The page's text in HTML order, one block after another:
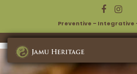
Preventive – Integrative